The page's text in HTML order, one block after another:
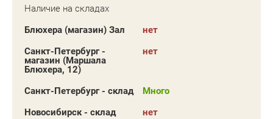
Наличие на складах
Блюхера (магазин) Зал
нет
Санкт-Петербург -
магазин (Маршала
Блюхера, 12)
нет
Санкт-Петербург - склад
Много
Новосибирск - склад
нет